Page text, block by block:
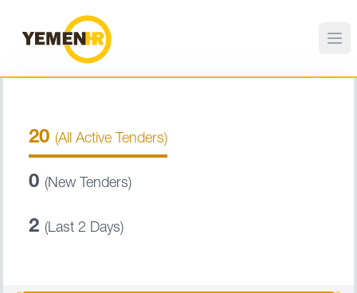
20 (All Active Tenders)
0 (New Tenders)
2 (Last 2 Days)